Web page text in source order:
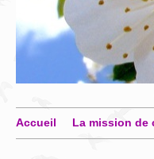
Accueil La mission de